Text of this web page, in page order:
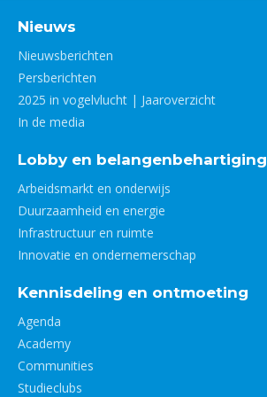
Nieuws
Nieuwsberichten
Persberichten
2025 in vogelvlucht | Jaaroverzicht
In de media
Lobby en belangenbehartiging
Arbeidsmarkt en onderwijs
Duurzaamheid en energie
Infrastructuur en ruimte
Innovatie en ondernemerschap
Kennisdeling en ontmoeting
Agenda
Academy
Communities
Studieclubs